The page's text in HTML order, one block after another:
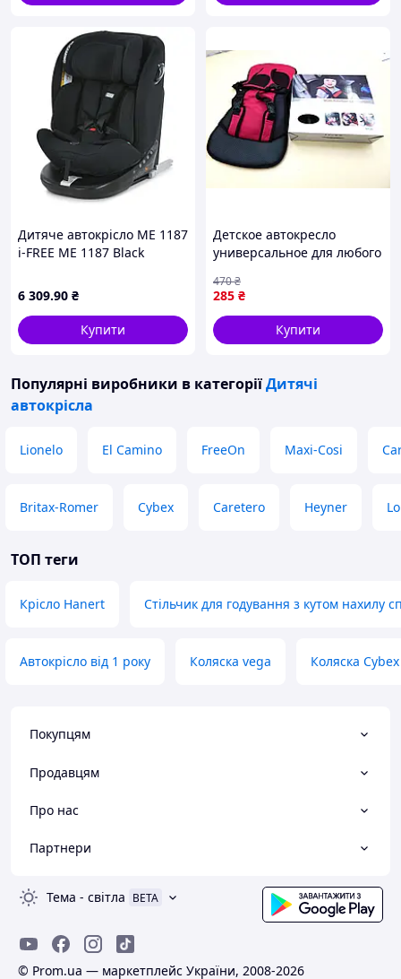
Дитяче автокрісло ME 1187
i-FREE ME 1187 Black
6 309.90 ₴
Купити
Детское автокресло
универсальное для любого
Тайвань) ТМ
285 ₴
470₴
Купити
Популярні виробники в категоріїДитячі
автокрісла
Lionelo El Camino FreeOn Maxi-Cosi
Britax-Romer Cybex Caretero Heyner
ТОП теги
Крісло Hanert Стільчик для годування з кутом нахилу
Автокрісло від 1 року Коляска vega Коляска
Покупцям
Продавцям
Про нас
Партнери
Тема - світла BETA
© Prom.ua — маркетплейс України, 2008-2026